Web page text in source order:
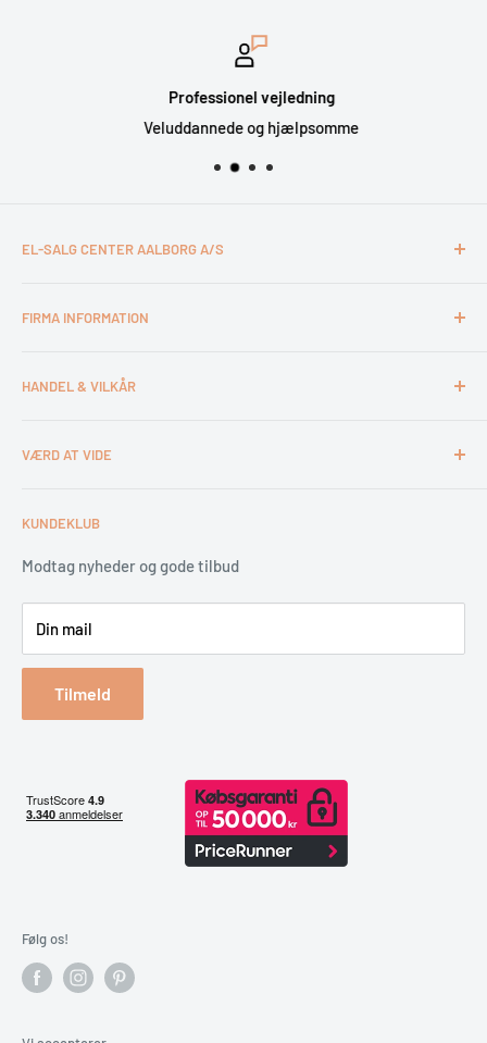
Professionel vejledning
Veluddannede og hjælpsomme
EL-SALG CENTER AALBORG A/S
Otto Mønsteds Vej 6
Tlf. 98180011
FIRMA INFORMATION
Medarbejdere
Kundeklub
HANDEL & VILKÅR
Handelsbetingelser
Garantiservice
Erhverv & Byggeri
VÆRD AT VIDE
Montering
Betaling
Reklamation & retur
Bestil returlabel
KUNDEKLUB
Modtag nyheder og gode tilbud
Din mail
Tilmeld
Følg os!